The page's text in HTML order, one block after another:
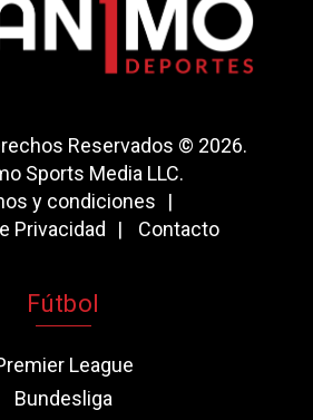
Reservados © 2026.
Sports Media LLC.
y condiciones
Privacidad
Contacto
Fútbol
League
Bundesliga